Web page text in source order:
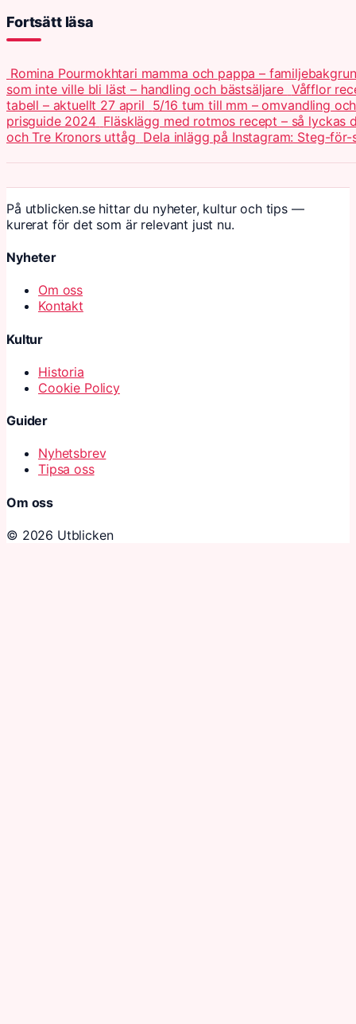
Fortsätt läsa
Romina Pourmokhtari mamma och pappa –
som inte ville bli läst – handling och bästsäljare Våfflor
tabell – aktuellt 27 april 5/16 tum till mm – omvandling
prisguide 2024 Fläsklägg med rotmos recept – så lyckas
och Tre Kronors uttåg Dela inlägg på Instagram: Steg-
På utblicken.se hittar du nyheter, kultur och tips —
kurerat för det som är relevant just nu.
Nyheter
Om oss
Kontakt
Kultur
Historia
Cookie Policy
Guider
Nyhetsbrev
Tipsa oss
Om oss
© 2026 Utblicken